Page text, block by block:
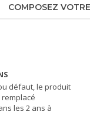
COMPOSEZ
défaut, le produit
les 2 ans à